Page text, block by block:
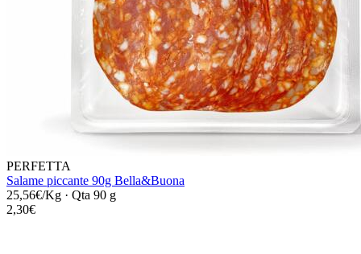
PERFETTA
Salame piccante 90g Bella&Buona
25,56€/Kg · Qta 90 g
2,30€